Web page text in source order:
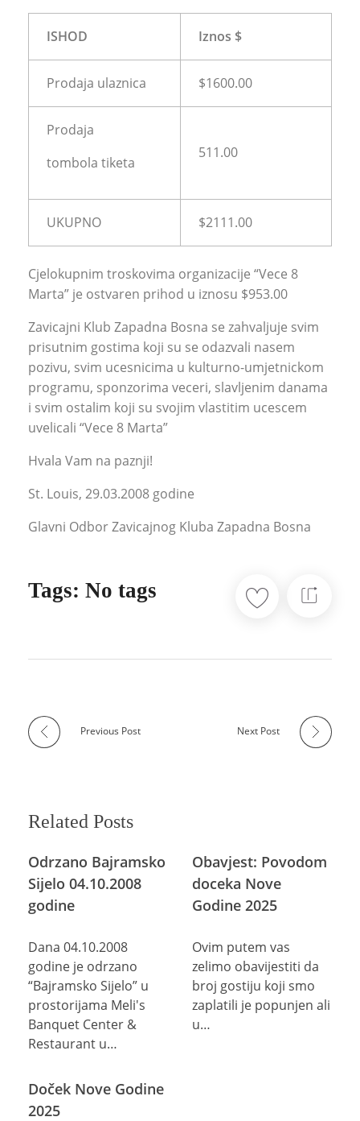
ISHOD Iznos $
Prodaja ulaznica $1600.00
Prodaja
tombola tiketa
511.00
UKUPNO $2111.00
Cjelokupnim troskovima organizacije “Vece 8
Marta” je ostvaren prihod u iznosu $953.00
Zavicajni Klub Zapadna Bosna se zahvaljuje svim
prisutnim gostima koji su se odazvali nasem
pozivu, svim ucesnicima u kulturno-umjetnickom
programu, sponzorima veceri, slavljenim danama
i svim ostalim koji su svojim vlastitim ucescem
uvelicali “Vece 8 Marta”
Hvala Vam na paznji!
St. Louis, 29.03.2008 godine
Glavni Odbor Zavicajnog Kluba Zapadna Bosna
Tags: No tags
Previous Post Next Post
Related Posts
Odrzano Bajramsko
Sijelo 04.10.2008
godine
Dana 04.10.2008
godine je odrzano
“Bajramsko Sijelo” u
prostorijama Meli's
Banquet Center &
Restaurant u…
Obavjest: Povodom
doceka Nove
Godine 2025
Ovim putem vas
zelimo obavijestiti da
broj gostiju koji smo
zaplatili je popunjen ali
u…
Doček Nove Godine
2025